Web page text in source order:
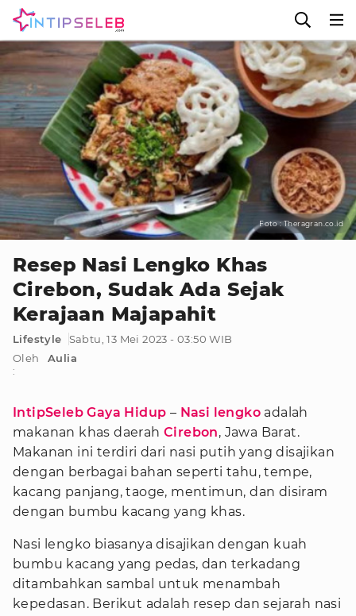
Foto : Theragran.co.id
Resep Nasi Lengko Khas
Cirebon, Sudak Ada Sejak
Kerajaan Majapahit
Lifestyle
Sabtu, 13 Mei 2023 - 03:50 WIB
Oleh
:
Aulia
IntipSeleb Gaya Hidup – Nasi lengko adalah
makanan khas daerah Cirebon, Jawa Barat.
Makanan ini terdiri dari nasi putih yang disajikan
dengan berbagai bahan seperti tahu, tempe,
kacang panjang, taoge, mentimun, dan disiram
dengan bumbu kacang yang khas.
Nasi lengko biasanya disajikan dengan kuah
bumbu kacang yang pedas, dan terkadang
ditambahkan sambal untuk menambah
kepedasan. Berikut adalah resep dan sejarah nasi